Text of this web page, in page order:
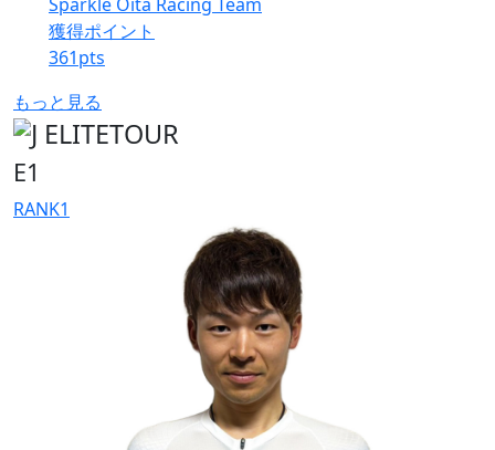
獲得ポイント
361pts
もっと見る
E1
RANK1